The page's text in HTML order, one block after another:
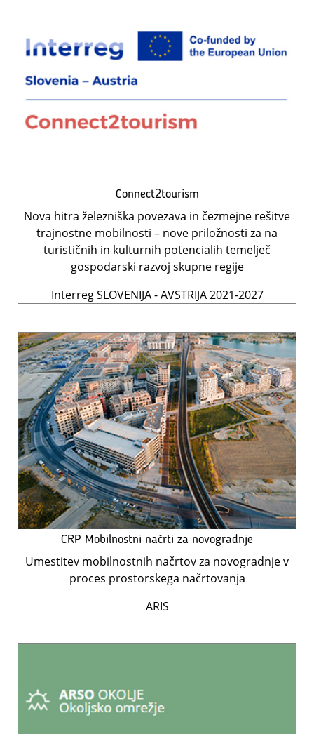
Connect2tourism
Nova hitra železniška povezava in čezmejne rešitve
trajnostne mobilnosti – nove priložnosti za na
turističnih in kulturnih potencialih temelječ
gospodarski razvoj skupne regije
Interreg SLOVENIJA - AVSTRIJA 2021-2027
CRP Mobilnostni načrti za novogradnje
Umestitev mobilnostnih načrtov za novogradnje v
proces prostorskega načrtovanja
ARIS